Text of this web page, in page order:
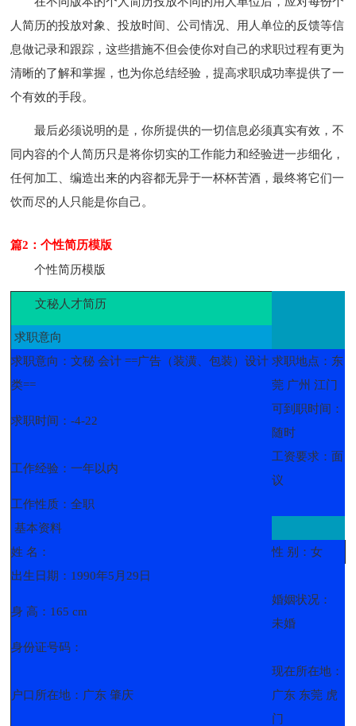
人简历的投放对象、投放时间、公司情况、用人单位的反馈等信
息做记录和跟踪，这些措施不但会使你对自己的求职过程有更为
清晰的了解和掌握，也为你总结经验，提高求职成功率提供了一
个有效的手段。
最后必须说明的是，你所提供的一切信息必须真实有效，不
同内容的个人简历只是将你切实的工作能力和经验进一步细化，
任何加工、编造出来的内容都无异于一杯杯苦酒，最终将它们一
饮而尽的人只能是你自己。
篇2：个性简历模版
个性简历模版
文秘人才简历
求职意向
求职意向：文秘 会计 ==广告（装潢、包装）设计
类==
求职地点：东
莞 广州 江门
求职时间：-4-22
可到职时间：
随时
工作经验：一年以内
工资要求：面
议
工作性质：全职
基本资料
姓 名：
性 别：女
出生日期：1990年5月29日
身 高：165 cm
婚姻状况：
未婚
身份证号码：
户口所在地：广东 肇庆
现在所在地：
广东 东莞 虎
门